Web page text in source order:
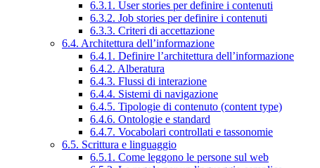
6.3.1. User stories per definire i contenuti
6.3.2. Job stories per definire i contenuti
6.3.3. Criteri di accettazione
6.4. Architettura dell’informazione
6.4.1. Definire l’architettura dell’informazione
6.4.2. Alberatura
6.4.3. Flussi di interazione
6.4.4. Sistemi di navigazione
6.4.5. Tipologie di contenuto (content type)
6.4.6. Ontologie e standard
6.4.7. Vocabolari controllati e tassonomie
6.5. Scrittura e linguaggio
6.5.1. Come leggono le persone sul web